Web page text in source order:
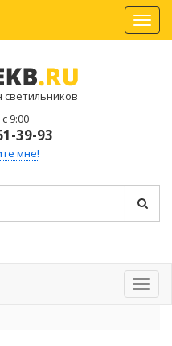
светильников
9:00
39-93
мне!